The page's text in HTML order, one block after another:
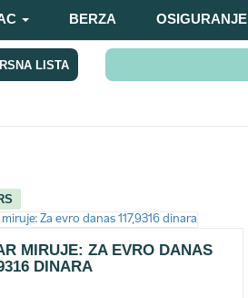
BERZA OSIGURANJE
LISTA
MIRUJE: ZA EVRO DANAS
DINARA